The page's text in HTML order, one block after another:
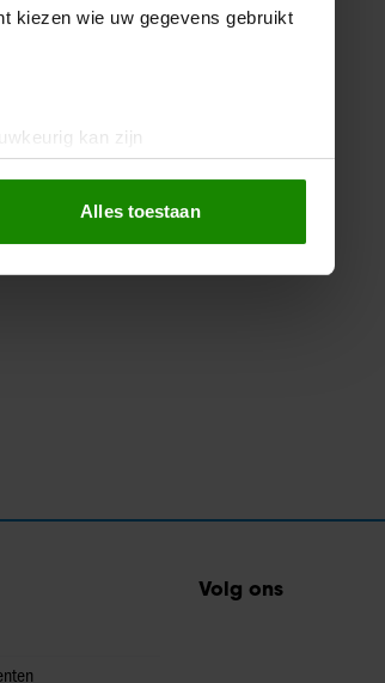
kiezen wie uw gegevens gebruikt
kan zijn
(fingerprinting)
media te bieden en om ons
Alles toestaan
Volg ons